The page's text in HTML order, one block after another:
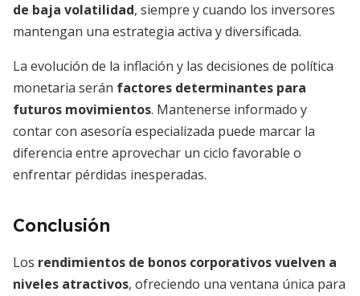
de baja volatilidad, siempre y cuando los inversores
mantengan una estrategia activa y diversificada.
La evolución de la inflación y las decisiones de política
monetaria serán factores determinantes para
futuros movimientos. Mantenerse informado y
contar con asesoría especializada puede marcar la
diferencia entre aprovechar un ciclo favorable o
enfrentar pérdidas inesperadas.
Conclusión
Los rendimientos de bonos corporativos vuelven a
niveles atractivos, ofreciendo una ventana única para